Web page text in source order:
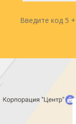
Введите код 5